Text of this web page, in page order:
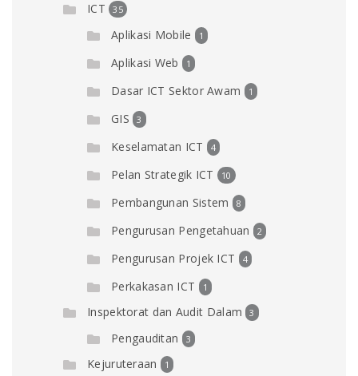
ICT 35
Aplikasi Mobile 1
Aplikasi Web 1
Dasar ICT Sektor Awam 1
GIS 3
Keselamatan ICT 4
Pelan Strategik ICT 10
Pembangunan Sistem 8
Pengurusan Pengetahuan 2
Pengurusan Projek ICT 4
Perkakasan ICT 1
Inspektorat dan Audit Dalam 3
Pengauditan 3
Kejuruteraan 1